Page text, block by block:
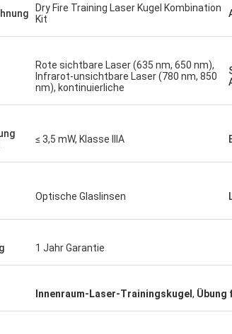
Dry Fire Training Laser Kugel Kombination
Kit
Rote sichtbare Laser (635 nm, 650 nm),
Infrarot-unsichtbare Laser (780 nm, 850
nm), kontinuierliche
≤ 3,5 mW, Klasse IIIA
Optische Glaslinsen
1 Jahr Garantie
Innenraum-Laser-Trainingskugel , Übung